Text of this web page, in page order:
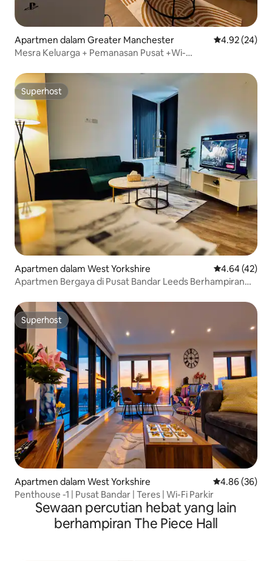
Apartmen dalam Greater Manchester Penarafan
4.92 (24)
Mesra Keluarga + Pemanasan Pusat +Wi-
Superhost
Superhost
Apartmen dalam West Yorkshire Penarafan
4.64 (42)
Apartmen Bergaya di Pusat Bandar Leeds Berhampiran
Superhost
Superhost
Apartmen dalam West Yorkshire Penarafan
4.86 (36)
Penthouse -1 | Pusat Bandar | Teres | Wi-Fi Parkir
Sewaan percutian hebat yang lain
berhampiran The Piece Hall